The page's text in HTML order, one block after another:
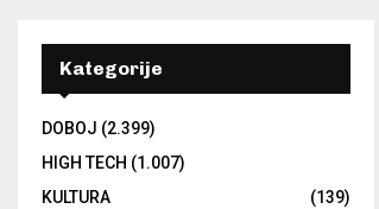
Kategorije
DOBOJ (2.399)
HIGH TECH (1.007)
KULTURA
(139)